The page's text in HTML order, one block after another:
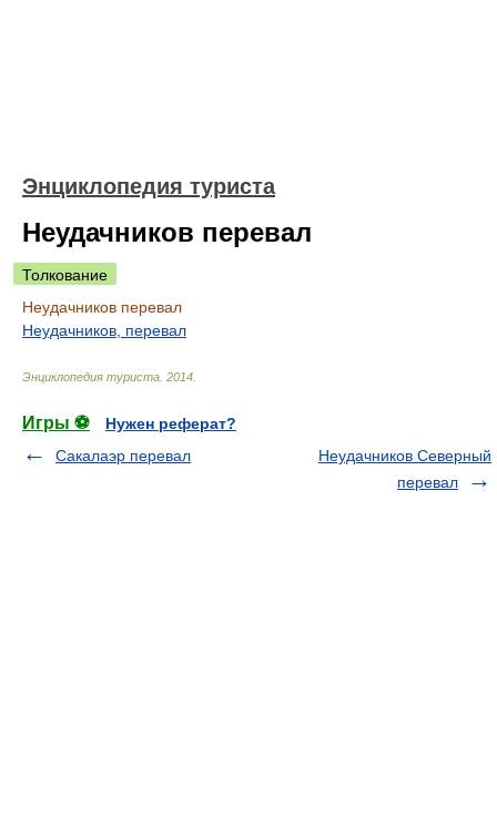
Энциклопедия туриста
Неудачников перевал
Толкование
Неудачников перевал
Неудачников, перевал
Энциклопедия туриста 2014
Игры ⚽
Нужен реферат?
Сакалаэр перевал
Неудачников Северный
перевал